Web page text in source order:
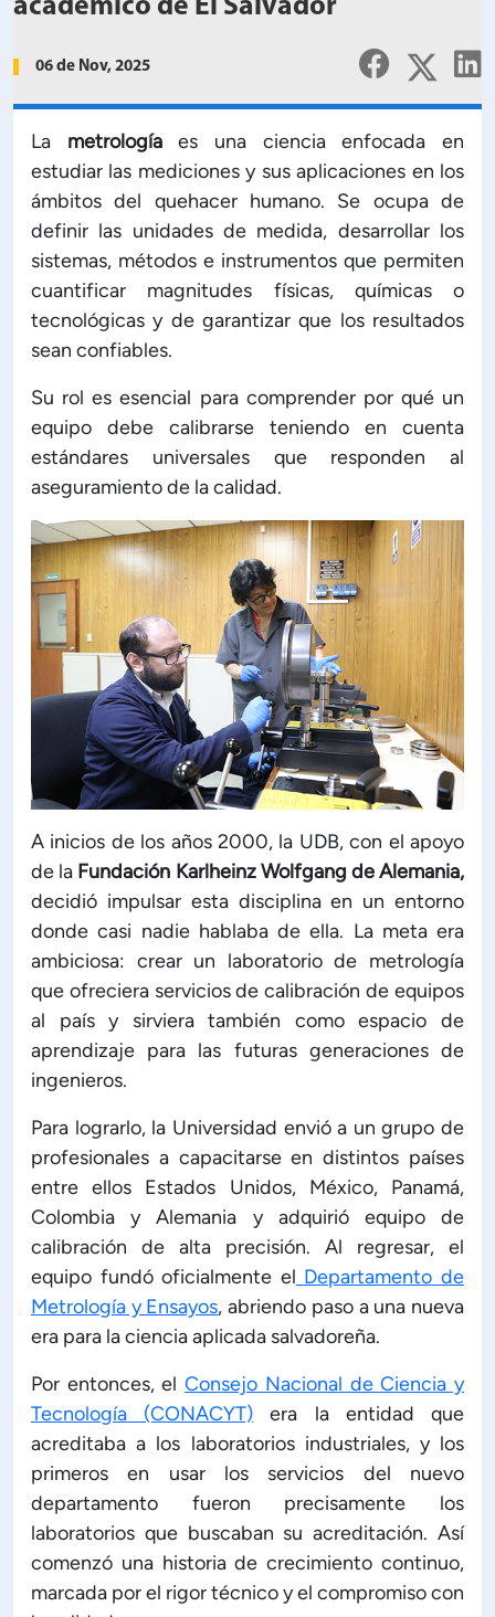
Capacitación Institucional
Estructura organizativa
Rector
Académica
Secretaría General
de Ciencia y Tecnología
de Administración y Finanzas
Profesional e Internacionalización
Calidad Académica
Políticas institucionales
Acreditaciones
Boletín de noticias
Línea de tiempo
académico de El Salvador
06 de Nov, 2025
La metrologíaes una ciencia enfocada en
estudiar las mediciones y sus aplicaciones en los
ámbitos del quehacer humano. Se ocupa de
definir las unidades de medida, desarrollar los
sistemas, métodos e instrumentos que permiten
cuantificar magnitudes físicas, químicas o
tecnológicas y de garantizar que los resultados
sean confiables.
Su rol es esencial para comprender por qué un
equipo debe calibrarse teniendo en cuenta
estándares universales que responden al
aseguramiento de la calidad.
A inicios de los años 2000, la UDB, con el apoyo
de la Fundación Karlheinz Wolfgang de Alemania,
decidió impulsar esta disciplina en un entorno
donde casi nadie hablaba de ella. La meta era
ambiciosa: crear un laboratorio de metrología
que ofreciera servicios de calibración de equipos
al país y sirviera también como espacio de
aprendizaje para las futuras generaciones de
ingenieros.
Para lograrlo, la Universidad envió a un grupo de
profesionales a capacitarse en distintos países
entre ellos Estados Unidos, México, Panamá,
Colombia y Alemania y adquirió equipo de
calibración de alta precisión. Al regresar, el
equipo fundó oficialmente el Departamento de
Metrología y Ensayos, abriendo paso a una nueva
era para la ciencia aplicada salvadoreña.
Por entonces, elConsejo Nacional de Ciencia y
Tecnología (CONACYT) era la entidad que
acreditaba a los laboratorios industriales, y los
primeros en usar los servicios del nuevo
departamento fueron precisamente los
laboratorios que buscaban su acreditación. Así
comenzó una historia de crecimiento continuo,
marcada por el rigor técnico y el compromiso con